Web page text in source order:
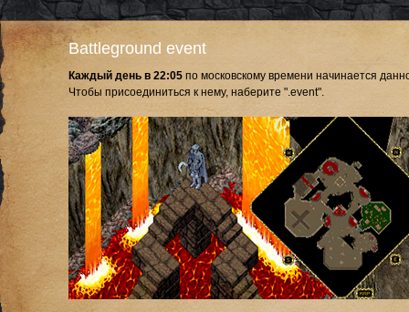
Battleground event
Каждый день в 22:05 по московскому времени начинается
Чтобы присоединиться к нему, наберите ".event".